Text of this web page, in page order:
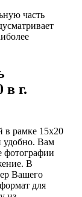
часть
в г.
в рамке 15х20
удобно. Вам
фотографии
В
Вашего
для